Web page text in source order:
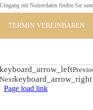
Umgang mit Nutzerdaten finden Sie
TERMIN VEREINBAREN
keyboard_arrow_left
Nextkeyboard_arrow_right
Page load link